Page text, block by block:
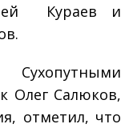
Кураев и
Олег Салюков,
отметил, что